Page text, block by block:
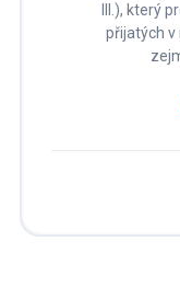
III.), který
přijatých v